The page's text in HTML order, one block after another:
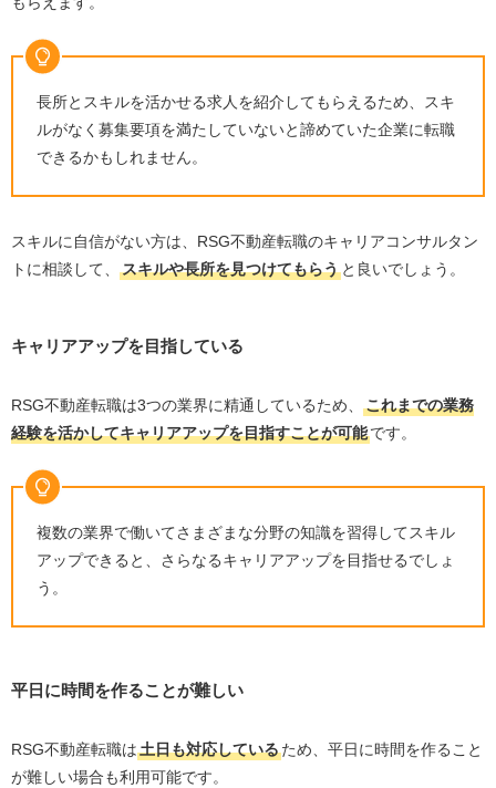
長所とスキルを活かせる求人を紹介してもらえるため、スキ
ルがなく募集要項を満たしていないと諦めていた企業に転職
できるかもしれません。
スキルに自信がない方は、 RSG不動産転職のキャリアコンサルタン
トに相談して、
スキルや長所を見つけてもらうと良いでしょう。
キャリアアップを目指している
RSG不動産転職は3つの業界に精通しているため、
これまでの業務
経験を活かしてキャリアアップを目指すことが可能です。
複数の業界で働いてさまざまな分野の知識を習得してスキル
アップできると、さらなるキャリアアップを目指せるでしょ
う。
平日に時間を作ることが難しい
RSG不動産転職は土日も対応しているため、平日に時間を作ること
が難しい場合も利用可能です。